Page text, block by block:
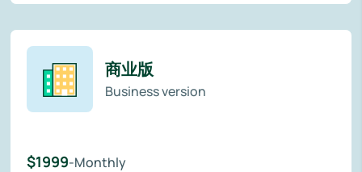
商业版
Business version
$1999-Monthly